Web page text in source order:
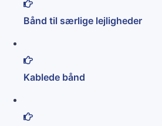
Bånd til særlige lejligheder
Kablede bånd